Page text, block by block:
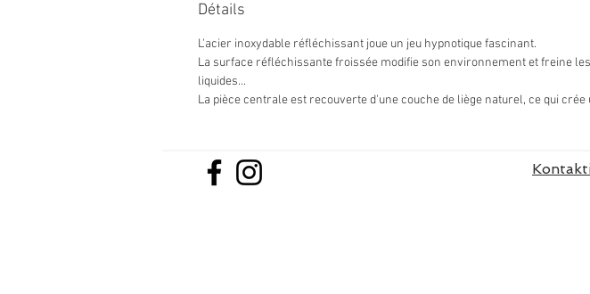
Détails
L'acier inoxydable réfléchissant joue un jeu hypnotique fascinant.
La surface réfléchissante froissée modifie son environnement et freine
liquides...
La pièce centrale est recouverte d'une couche de liège naturel, ce qui